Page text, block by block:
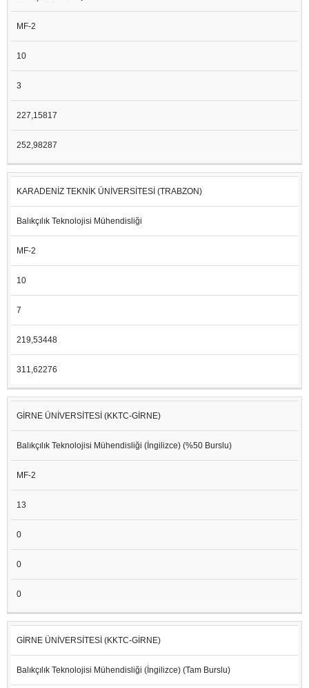
MF-2
10
3
227,15817
252,98287
KARADENİZ TEKNİK ÜNİVERSİTESİ (TRABZON)
Balıkçılık Teknolojisi Mühendisliği
MF-2
10
7
219,53448
311,62276
GİRNE ÜNİVERSİTESİ (KKTC-GİRNE)
Balıkçılık Teknolojisi Mühendisliği (İngilizce) (%50 Burslu)
MF-2
13
0
0
0
GİRNE ÜNİVERSİTESİ (KKTC-GİRNE)
Balıkçılık Teknolojisi Mühendisliği (İngilizce) (Tam Burslu)